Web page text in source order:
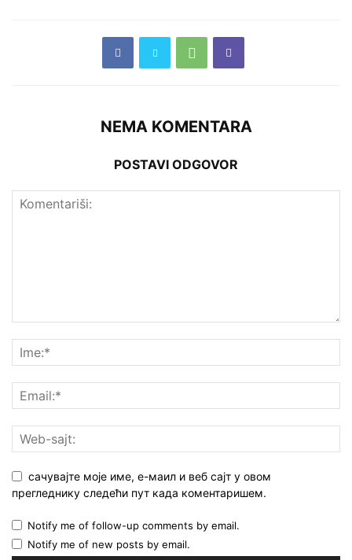
NEMA KOMENTARA
POSTAVI ODGOVOR
сачувајте моје име, е-маил и веб сајт у овом
прегледнику следећи пут када коментаришем.
Notify me of follow-up comments by email.
Notify me of new posts by email.